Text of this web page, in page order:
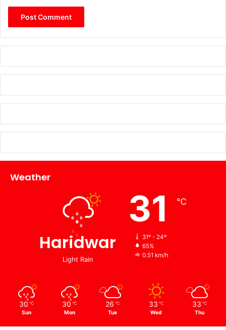
Weather
Haridwar
Light Rain
31 ℃
31º - 24º
65%
0.51 km/h
30 ℃
Sun
30 ℃
Mon
26 ℃
Tue
33 ℃
Wed
33 ℃
Thu